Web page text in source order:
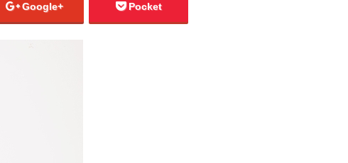
Google+ Pocket